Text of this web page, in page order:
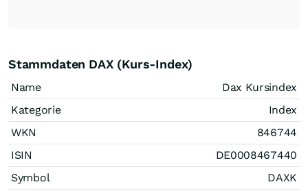
Stammdaten DAX (Kurs-Index)
Name
Dax Kursindex
Kategorie
Index
WKN
846744
ISIN
DE0008467440
Symbol
DAXK